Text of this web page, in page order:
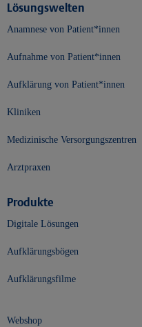
Lösungswelten
Anamnese von Patient*innen
Aufnahme von Patient*innen
Aufklärung von Patient*innen
Kliniken
Medizinische Versorgungszentren
Arztpraxen
Produkte
Digitale Lösungen
Aufklärungsbögen
Aufklärungsfilme
Webshop